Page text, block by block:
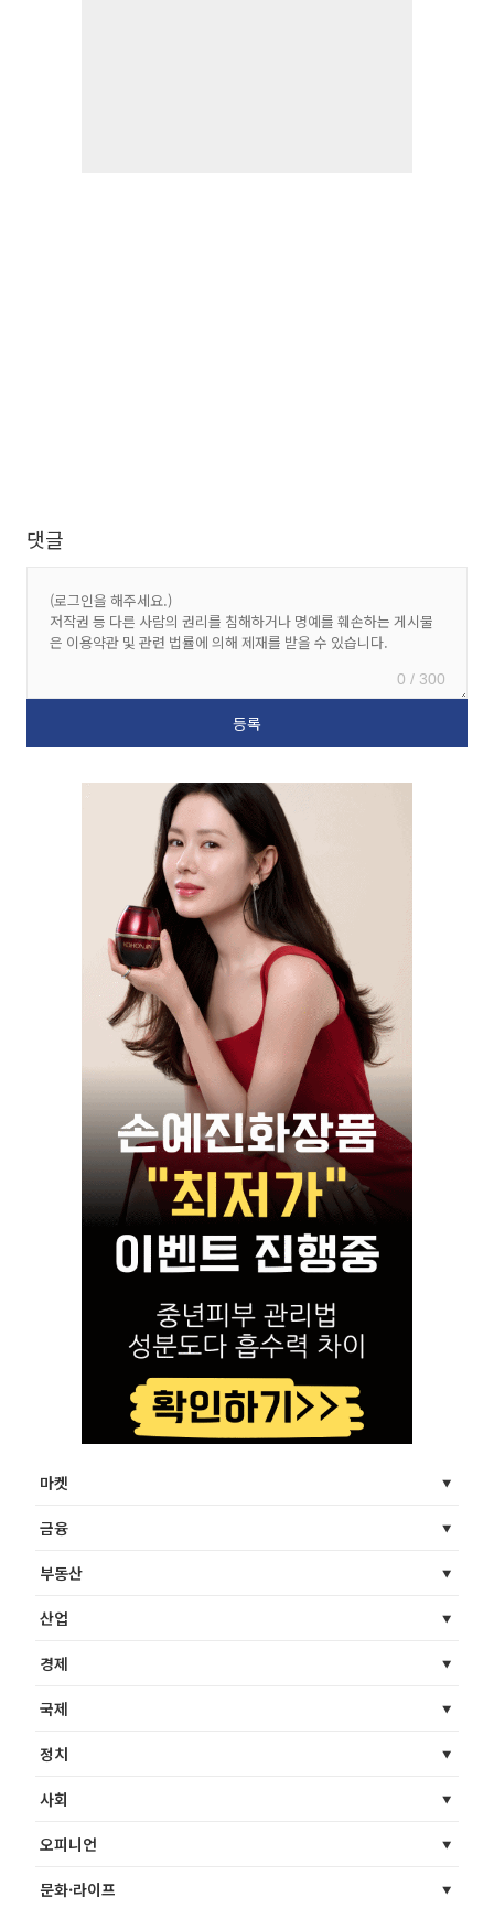
댓글
0 / 300
마켓
금융
부동산
산업
경제
국제
정치
사회
오피니언
문화·라이프